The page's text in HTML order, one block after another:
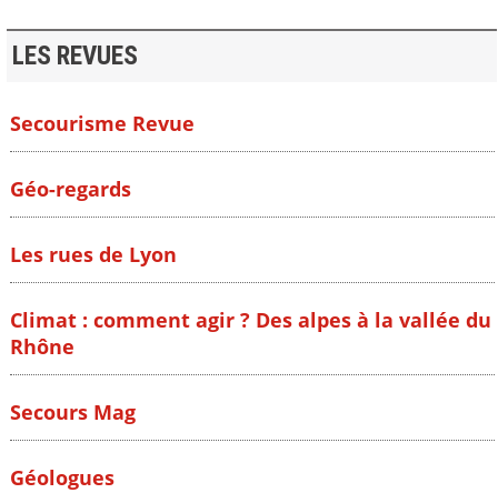
LES REVUES
Secourisme Revue
Géo-regards
Les rues de Lyon
Climat : comment agir ? Des alpes à la vallée du
Rhône
Secours Mag
Géologues